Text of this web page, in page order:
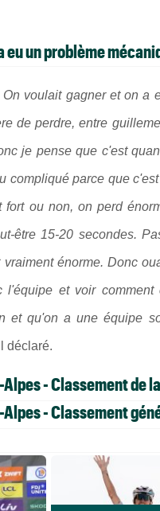
eu un problème
voulait gagner et on a
de perdre, entre
je pense que c'est
compliqué parce que
fort ou non, on perd
être 15-20 secondes.
énorme. Donc
l'équipe et voir
et qu'on a une équipe
déclaré.
- Classement de
- Classement